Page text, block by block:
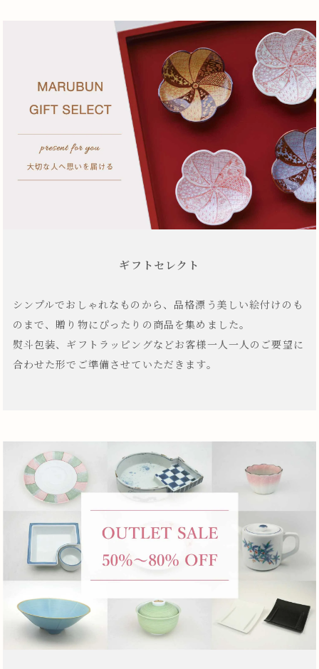
ギフトセレクト
シンプルでおしゃれなものから、品格漂う美しい絵付けのも
のまで、贈り物にぴったりの商品を集めました。
熨斗包装、ギフトラッピングなどお客様一人一人のご要望に
合わせた形でご準備させていただきます。